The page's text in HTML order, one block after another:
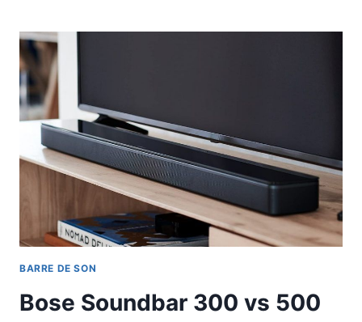
BARRE DE SON
Bose Soundbar 300 vs 500